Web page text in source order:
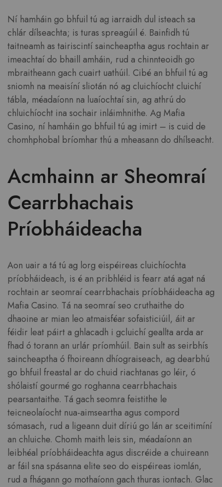
Ní hamháin go bhfuil tú ag iarraidh dul isteach sa
chlár dílseachta; is turas spreagúil é. Bainfidh tú
taitneamh as tairiscintí saincheaptha agus rochtain ar
imeachtaí do bhaill amháin, rud a chinnteoidh go
mbraitheann gach cuairt uathúil. Cibé an bhfuil tú ag
sniomh na meaisíní sliotán nó ag cluichíocht cluichí
tábla, méadaíonn na luaíochtaí sin, ag athrú do
chluichíocht ina sochair inláimhnithe. Ag Mafia
Casino, ní hamháin go bhfuil tú ag imirt – is cuid de
chomhphobal bríomhar thú a mheasann do dhílseacht.
Acmhainn ar Sheomraí
Cearrbhachais
Príobháideacha
Aon uair a tá tú ag lorg eispéireas cluichíochta
príobháideach, is é an pribhléid is fearr atá agat ná
rochtain ar seomraí cearrbhachais príobháideacha ag
Mafia Casino. Tá na seomraí seo cruthaithe do
dhaoine ar mian leo atmaisféar sofaisticiúil, áit ar
féidir leat páirt a ghlacadh i gcluichí geallta arda ar
fhad ó torann an urlár príomhúil. Bain sult as seirbhís
saincheaptha ó fhoireann dhíograiseach, ag dearbhú
go bhfuil freastal ar do chuid riachtanas go léir, ó
shólaistí gourmé go roghanna cearrbhachais
pearsantaithe. Tá gach seomra feistithe le
teicneolaíocht nua-aimseartha agus compord
sómasach, rud a ligeann duit díriú go lán ar sceitimíní
an chluiche. Chomh maith leis sin, méadaíonn an
leibhéal príobháideachta agus discréide a chuireann
ar fáil sna spásanna elite seo do eispéireas iomlán,
rud a fhágann go mothaíonn gach thuras iontach. Glac